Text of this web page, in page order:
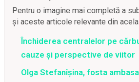
Pentru o imagine mai completă a
și aceste articole relevante din
Închiderea centralelor pe
cauze și perspective de viitor
Olga Stefanîşina, fosta